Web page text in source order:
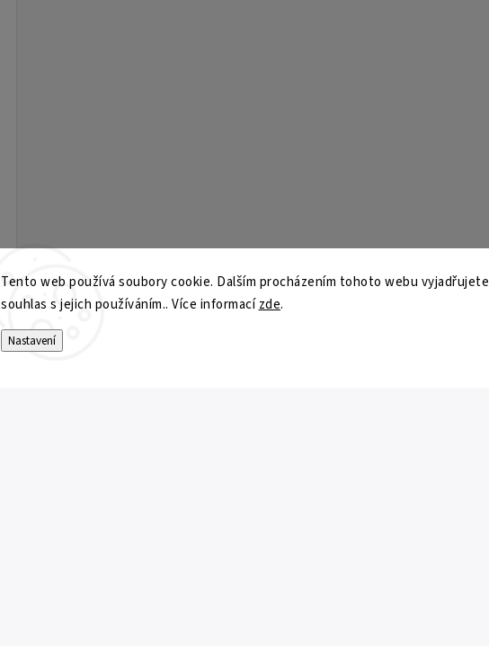
Tento web používá soubory cookie. Dalším procházením tohoto webu vyjadřujete
souhlas s jejich používáním.. Více informacízde.
Nastavení